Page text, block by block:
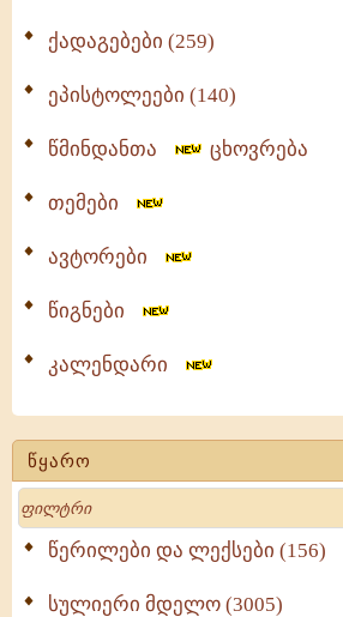
ქადაგებები (259)
ეპისტოლეები (140)
წმინდანთა ცხოვრება
თემები
ავტორები
წიგნები
კალენდარი
წყარო
Search
წერილები და ლექსები (156)
სულიერი მდელო (3005)